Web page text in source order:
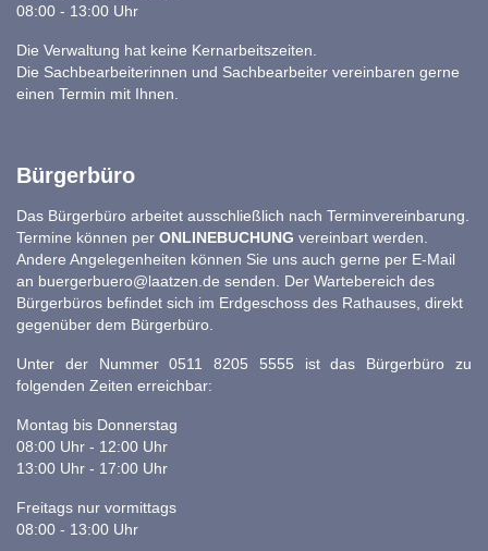
08:00 - 13:00 Uhr
Die Verwaltung hat keine Kernarbeitszeiten.
Die Sachbearbeiterinnen und Sachbearbeiter vereinbaren gerne
einen Termin mit Ihnen.
Bürgerbüro
Das Bürgerbüro arbeitet ausschließlich nach Terminvereinbarung.
Termine können per ONLINEBUCHUNG vereinbart werden.
Andere Angelegenheiten können Sie uns auch gerne per E-Mail
an buergerbuero@laatzen.de senden. Der Wartebereich des
Bürgerbüros befindet sich im Erdgeschoss des Rathauses, direkt
gegenüber dem Bürgerbüro.
Unter der Nummer 0511 8205 5555 ist das Bürgerbüro zu
folgenden Zeiten erreichbar:
Montag bis Donnerstag
08:00 Uhr - 12:00 Uhr
13:00 Uhr - 17:00 Uhr
Freitags nur vormittags
08:00 - 13:00 Uhr